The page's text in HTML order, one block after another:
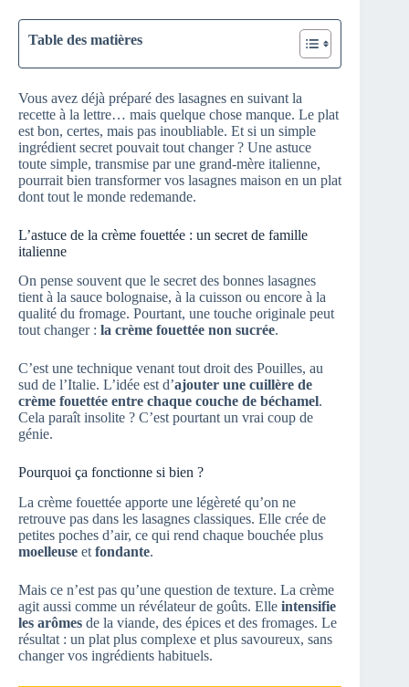
Table des matières
Vous avez déjà préparé des lasagnes en suivant la
recette à la lettre… mais quelque chose manque. Le plat
est bon, certes, mais pas inoubliable. Et si un simple
ingrédient secret pouvait tout changer ? Une astuce
toute simple, transmise par une grand-mère italienne,
pourrait bien transformer vos lasagnes maison en un plat
dont tout le monde redemande.
L’astuce de la crème fouettée : un secret de famille
italienne
On pense souvent que le secret des bonnes lasagnes
tient à la sauce bolognaise, à la cuisson ou encore à la
qualité du fromage. Pourtant, une touche originale peut
tout changer : la crème fouettée non sucrée.
C’est une technique venant tout droit des Pouilles, au
sud de l’Italie. L’idée est d’ajouter une cuillère de
crème fouettée entre chaque couche de béchamel.
Cela paraît insolite ? C’est pourtant un vrai coup de
génie.
Pourquoi ça fonctionne si bien ?
La crème fouettée apporte une légèreté qu’on ne
retrouve pas dans les lasagnes classiques. Elle crée de
petites poches d’air, ce qui rend chaque bouchée plus
moelleuse et fondante.
Mais ce n’est pas qu’une question de texture. La crème
agit aussi comme un révélateur de goûts. Elle intensifie
les arômes de la viande, des épices et des fromages. Le
résultat : un plat plus complexe et plus savoureux, sans
changer vos ingrédients habituels.